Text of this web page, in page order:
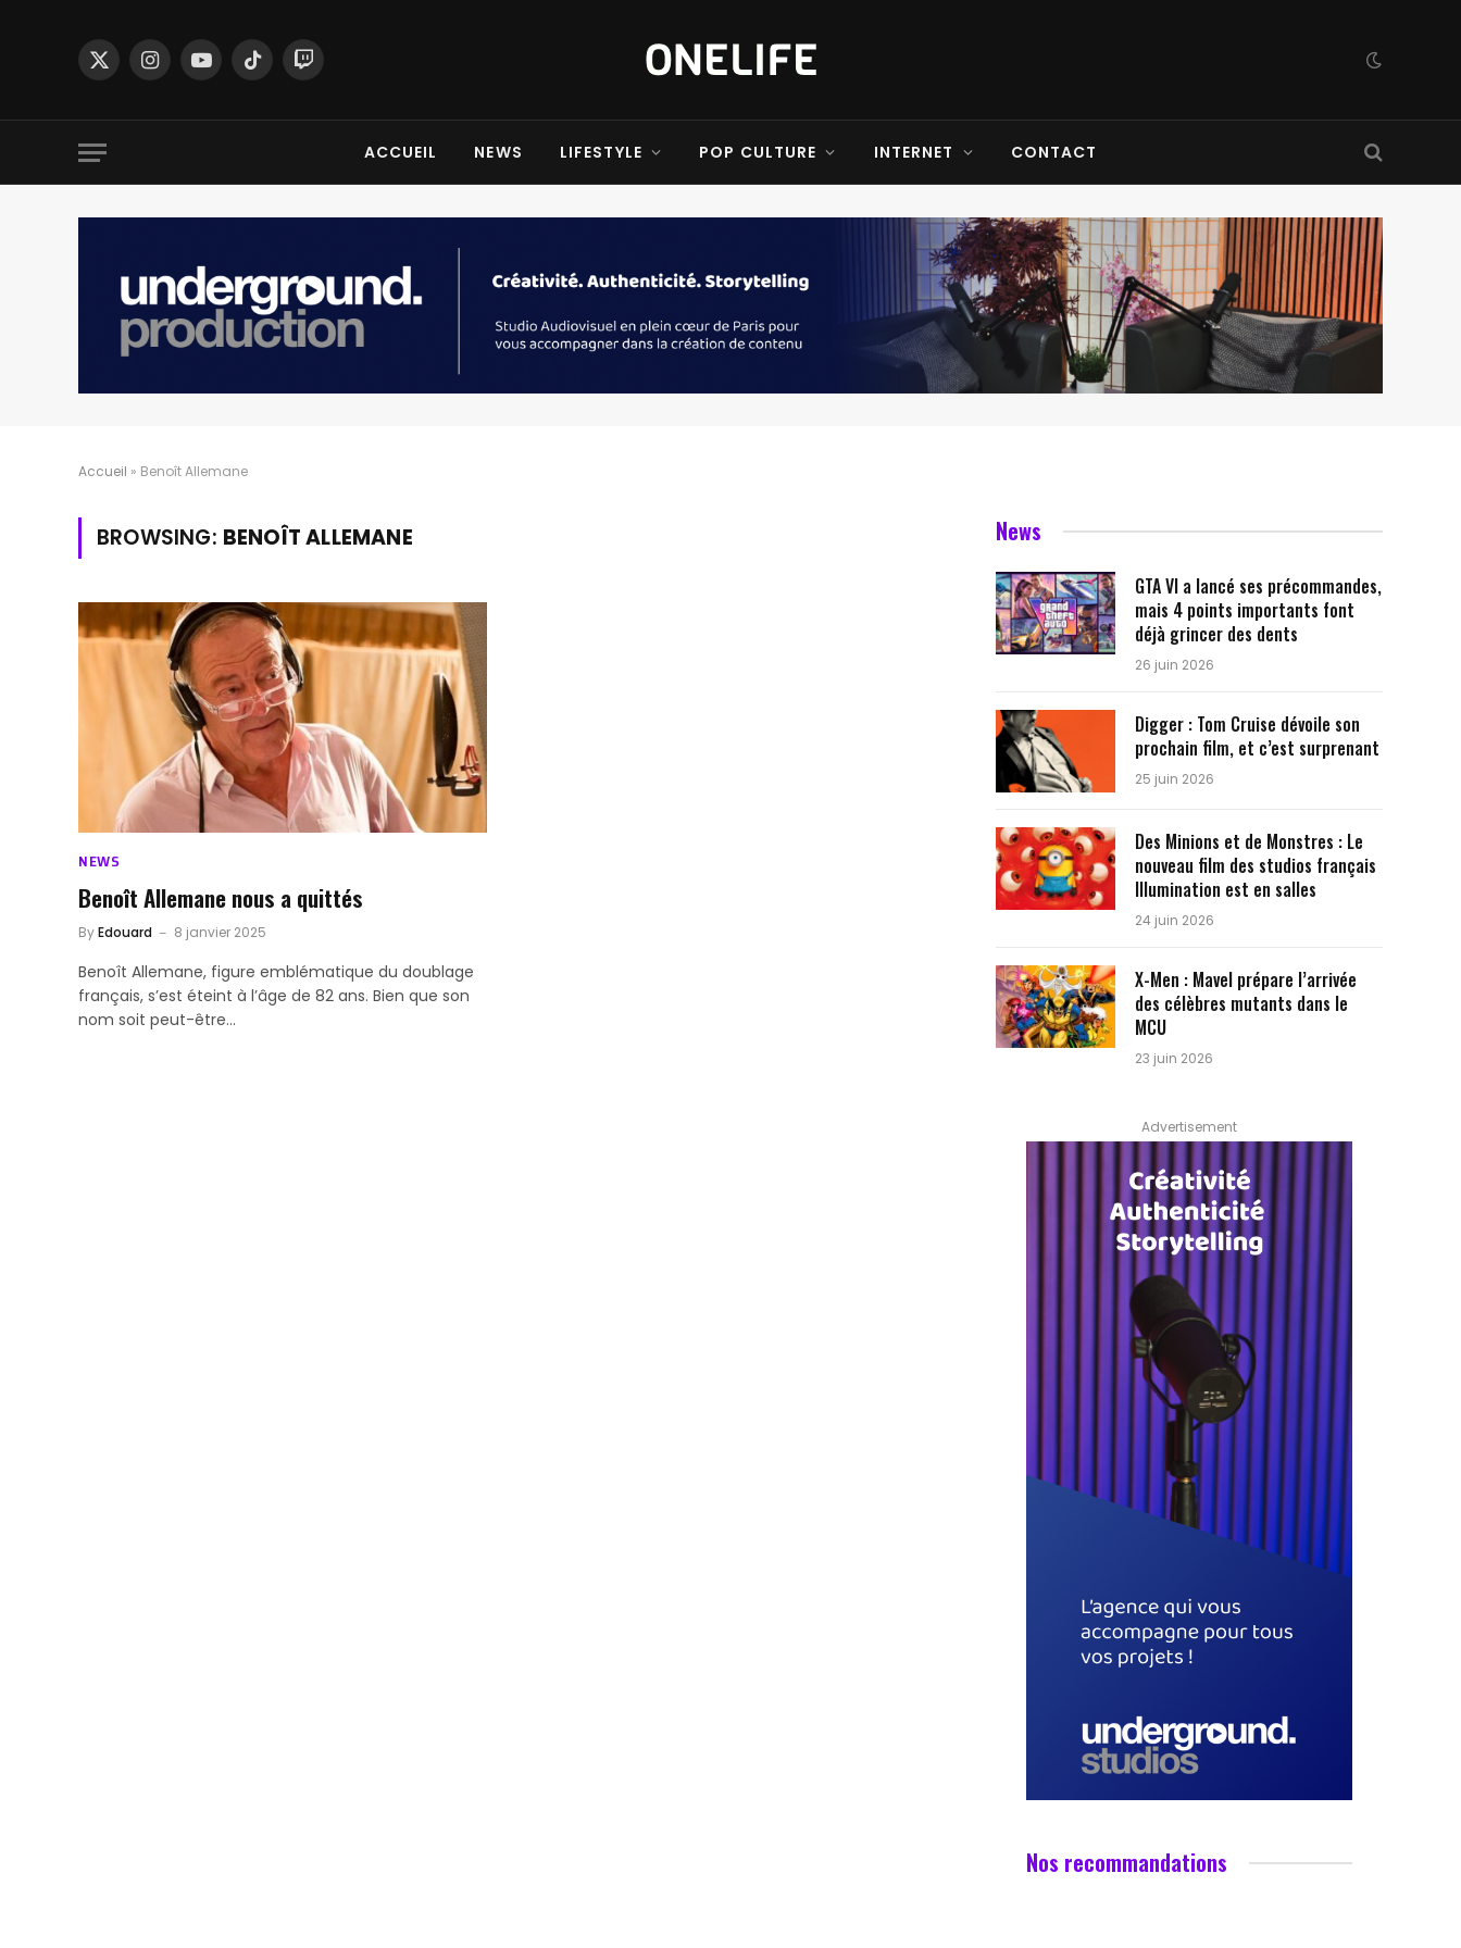
X
InstagramYouTubeTikTokTwitch
ACCUEIL NEWS LIFESTYLE POP CULTURE INTERNET CONTACT
Accueil » Benoît Allemane
BROWSING: BENOÎT ALLEMANE
NEWS
Benoît Allemane nous a quittés
ByEdouard 8 janvier 2025
Benoît Allemane, figure emblématique du doublage
français, s’est éteint à l’âge de 82 ans. Bien que son
nom soit peut-être…
News
GTA VI a lancé ses précommandes,
mais 4 points importants font
déjà grincer des dents
26 juin 2026
Digger : Tom Cruise dévoile son
prochain film, et c’est surprenant
25 juin 2026
Des Minions et de Monstres : Le
nouveau film des studios français
Illumination est en salles
24 juin 2026
X-Men : Mavel prépare l’arrivée
des célèbres mutants dans le
MCU
23 juin 2026
Advertisement
Nos recommandations